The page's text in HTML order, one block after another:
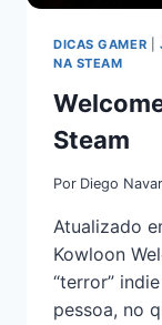
DICAS GAMER
NA STEAM
Steam
Por Diego
Atualizado
Kowloon
“terror”
pessoa, no